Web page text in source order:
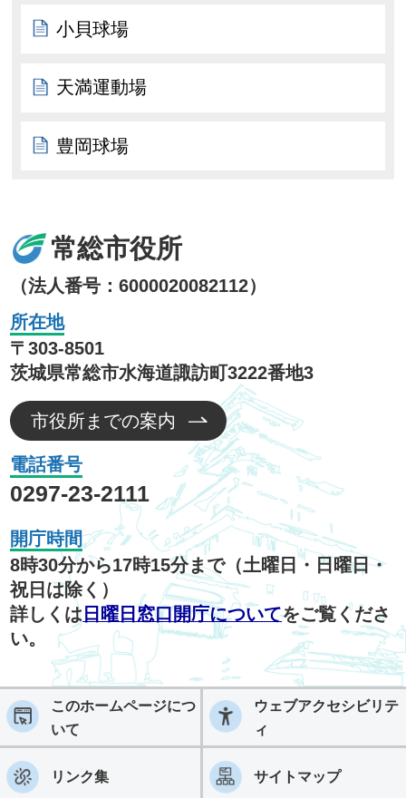
小貝球場
天満運動場
豊岡球場
常総市役所
（法人番号：6000020082112）
所在地
〒303-8501
茨城県常総市水海道諏訪町3222番地3
市役所までの案内
電話番号
0297-23-2111
開庁時間
8時30分から17時15分まで（土曜日・日曜日・
祝日は除く）
詳しくは 日曜日窓口開庁についてをご覧くださ
い。
このホームページにつ
いて
ウェブアクセシビリテ
ィ
リンク集 サイトマップ